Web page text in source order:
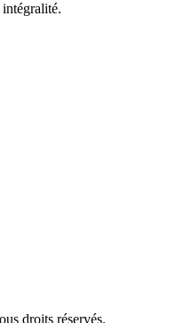
droits réservés.